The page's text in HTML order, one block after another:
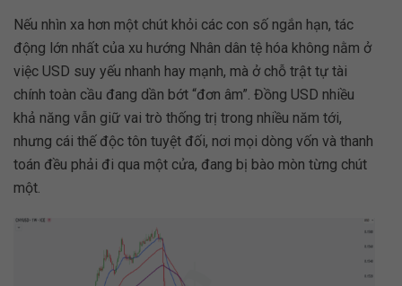
Nếu nhìn xa hơn một chút khỏi các con số ngắn hạn, tác
động lớn nhất của xu hướng Nhân dân tệ hóa không nằm ở
việc USD suy yếu nhanh hay mạnh, mà ở chỗ trật tự tài
chính toàn cầu đang dần bớt “đơn âm”. Đồng USD nhiều
khả năng vẫn giữ vai trò thống trị trong nhiều năm tới,
nhưng cái thế độc tôn tuyệt đối, nơi mọi dòng vốn và thanh
toán đều phải đi qua một cửa, đang bị bào mòn từng chút
một.